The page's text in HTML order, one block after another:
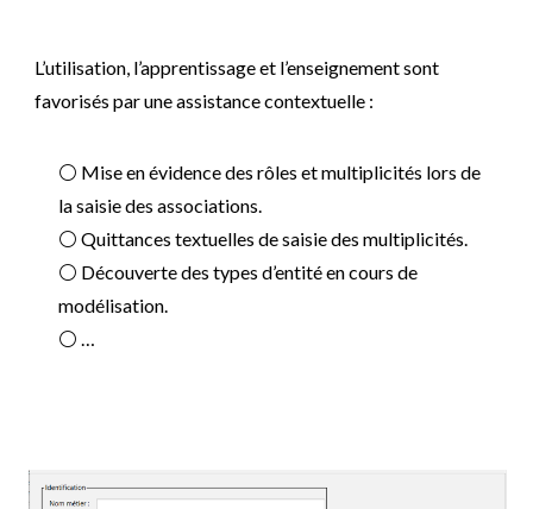
L’utilisation, l’apprentissage et l’enseignement sont
favorisés par une assistance contextuelle :
⚪ Mise en évidence des rôles et multiplicités lors de
la saisie des associations.
⚪Quittances textuelles de saisie des multiplicités.
⚪ Découverte des types d’entité en cours de
modélisation.
⚪…